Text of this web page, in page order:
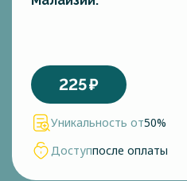
225₽
Уникальность от50%
Доступпосле оплаты